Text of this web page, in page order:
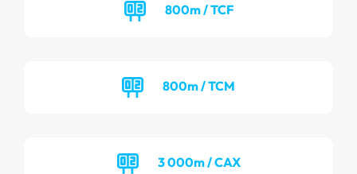
800m / TCF
800m / TCM
3 000m / CAX